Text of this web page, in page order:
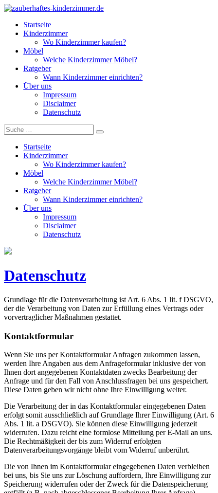
Startseite
Kinderzimmer
Wo Kinderzimmer kaufen?
Möbel
Welche Kinderzimmer Möbel?
Ratgeber
Wann Kinderzimmer einrichten?
Über uns
Impressum
Disclaimer
Datenschutz
Startseite
Kinderzimmer
Wo Kinderzimmer kaufen?
Möbel
Welche Kinderzimmer Möbel?
Ratgeber
Wann Kinderzimmer einrichten?
Über uns
Impressum
Disclaimer
Datenschutz
Datenschutz
Grundlage für die Datenverarbeitung ist Art. 6 Abs. 1 lit. f DSGVO,
der die Verarbeitung von Daten zur Erfüllung eines Vertrags oder
vorvertraglicher Maßnahmen gestattet.
Kontaktformular
Wenn Sie uns per Kontaktformular Anfragen zukommen lassen,
werden Ihre Angaben aus dem Anfrageformular inklusive der von
Ihnen dort angegebenen Kontaktdaten zwecks Bearbeitung der
Anfrage und für den Fall von Anschlussfragen bei uns gespeichert.
Diese Daten geben wir nicht ohne Ihre Einwilligung weiter.
Die Verarbeitung der in das Kontaktformular eingegebenen Daten
erfolgt somit ausschließlich auf Grundlage Ihrer Einwilligung (Art. 6
Abs. 1 lit. a DSGVO). Sie können diese Einwilligung jederzeit
widerrufen. Dazu reicht eine formlose Mitteilung per E-Mail an uns.
Die Rechtmäßigkeit der bis zum Widerruf erfolgten
Datenverarbeitungsvorgänge bleibt vom Widerruf unberührt.
Die von Ihnen im Kontaktformular eingegebenen Daten verbleiben
bei uns, bis Sie uns zur Löschung auffordern, Ihre Einwilligung zur
Speicherung widerrufen oder der Zweck für die Datenspeicherung